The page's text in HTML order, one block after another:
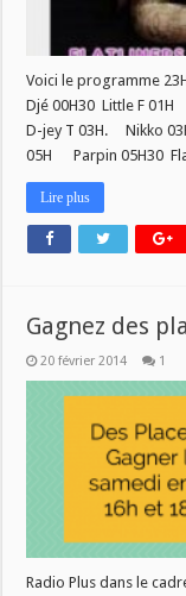
Voici le programme
Djé 00H30 Little F
D-jey T 03H. Nikko
05H Parpin 05H30
Lire plus
Gagnez des
20 février 2014 1
Radio Plus dans le